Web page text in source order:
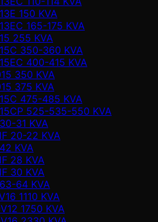
150 KVA
165-175 KVA
255 KVA
350-360 KVA
400-415 KVA
350 KVA
375 KVA
475-485 KVA
525-535-550 KVA
31 KVA
20-22 KVA
KVA
28 KVA
30 KVA
64 KVA
1110 KVA
1750 KVA